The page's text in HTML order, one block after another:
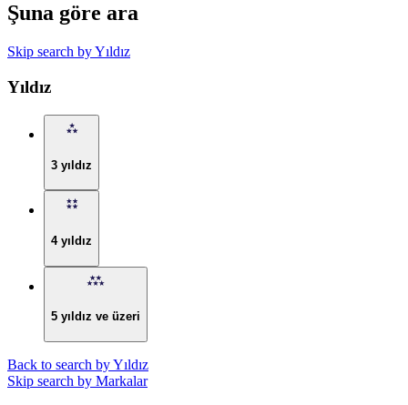
Şuna göre ara
Skip search by Yıldız
Yıldız
3 yıldız
4 yıldız
5 yıldız ve üzeri
Back to search by Yıldız
Skip search by Markalar